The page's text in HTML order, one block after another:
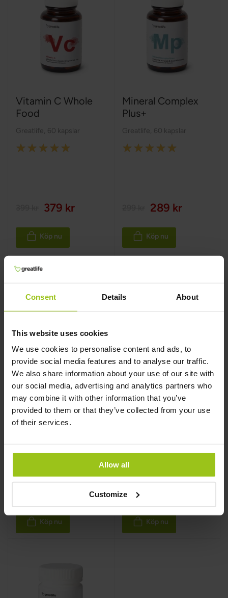
Consent Details About
This website uses cookies
We use cookies to personalise content and ads, to
provide social media features and to analyse our traffic.
We also share information about your use of our site with
our social media, advertising and analytics partners who
may combine it with other information that you’ve
provided to them or that they’ve collected from your use
of their services.
Allow all
Customize
Vitamin C Whole
Food
Greatlife 60 kapslar
Rating:
379 kr
Köp nu
Mineral Complex
Plus+
Greatlife 60 kapslar
Rating:
289 kr
Köp nu
Magnesiumbisglycinat
Köp nu
Vitamin D3 2000
IU + K2 MK7
60 kapslar
249 kr
Köp nu